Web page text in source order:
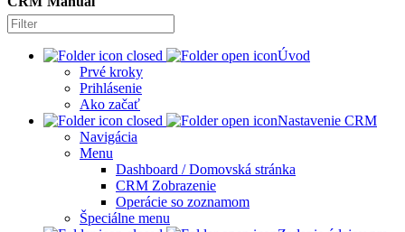
Úvod
Prvé kroky
Prihlásenie
Ako začať
Nastavenie CRM
Navigácia
Menu
Dashboard / Domovská stránka
CRM Zobrazenie
Operácie so zoznamom
Špeciálne menu